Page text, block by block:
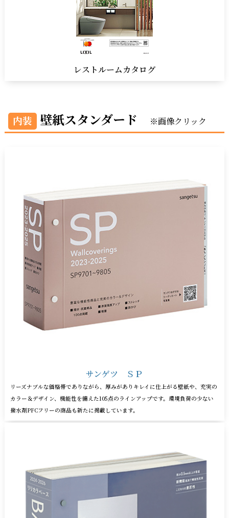
レストルームカタログ
内装 壁紙スタンダード ※画像クリック
サンゲツ ＳＰ
リーズナブルな価格帯でありながら、厚みがありキレイに仕上がる壁紙や、充実の
カラー＆デザイン、機能性を備えた105点のラインアップです。環境負荷の少ない
撥水剤PFCフリーの商品も新たに掲載しています。